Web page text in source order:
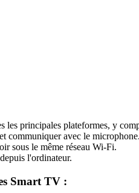
les principales plateformes, y
communiquer avec le microphone.
sous le même réseau Wi-Fi.
l'ordinateur.
Smart TV :